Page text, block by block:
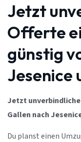
Jetzt
Offerte
günstig
Jesenice
Jetzt
Gallen nach
Du planst einen